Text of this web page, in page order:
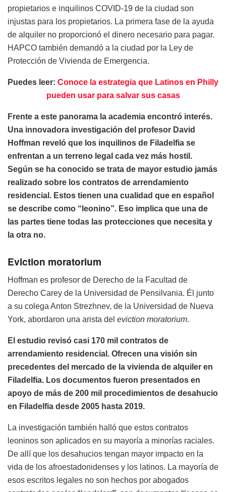
propietarios e inquilinos COVID-19 de la ciudad son
injustas para los propietarios. La primera fase de la ayuda
de alquiler no proporcionó el dinero necesario para pagar.
HAPCO también demandó a la ciudad por la Ley de
Protección de Vivienda de Emergencia.
Puedes leer: Conoce la estrategia que Latinos en Philly
pueden usar para salvar sus casas
Frente a este panorama la academia encontró interés.
Una innovadora investigación del profesor David
Hoffman reveló que los inquilinos de Filadelfia se
enfrentan a un terreno legal cada vez más hostil.
Según se ha conocido se trata de mayor estudio jamás
realizado sobre los contratos de arrendamiento
residencial. Estos tienen una cualidad que en español
se describe como “leonino”. Eso implica que una de
las partes tiene todas las protecciones que necesita y
la otra no.
Eviction moratorium
Hoffman es profesor de Derecho de la Facultad de
Derecho Carey de la Universidad de Pensilvania. Él junto
a su colega Anton Strezhnev, de la Universidad de Nueva
York, abordaron una arista del eviction moratorium.
El estudio revisó casi 170 mil contratos de
arrendamiento residencial. Ofrecen una visión sin
precedentes del mercado de la vivienda de alquiler en
Filadelfia. Los documentos fueron presentados en
apoyo de más de 200 mil procedimientos de desahucio
en Filadelfia desde 2005 hasta 2019.
La investigación también halló que estos contratos
leoninos son aplicados en su mayoría a minorías raciales.
De allí que los desahucios tengan mayor impacto en la
vida de los afroestadonidenses y los latinos. La mayoría de
esos escritos legales no son hechos por abogados